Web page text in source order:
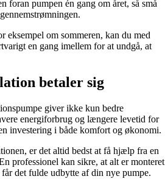
foran pumpen én gang om året, så små
eksempel om sommeren, kan du med
en gang imellem for at undgå, at
betaler sig
giver ikke kun bedre
energiforbrug og længere levetid for
investering i både komfort og økonomi.
er det altid bedst at få hjælp fra en
professionel kan sikre, at alt er monteret
det fulde udbytte af din nye pumpe.